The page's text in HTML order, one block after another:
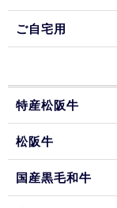
ご自宅用
特産松阪牛
松阪牛
国産黒毛和牛